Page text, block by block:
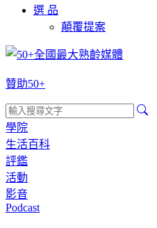
選 品
顛覆提案
贊助50+
學院
生活百科
評鑑
活動
影音
Podcast